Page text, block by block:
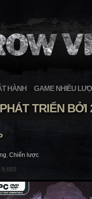
HÀNH GAME NHIỀU
TRIỂN BỞI
, Chiến lược
9,665